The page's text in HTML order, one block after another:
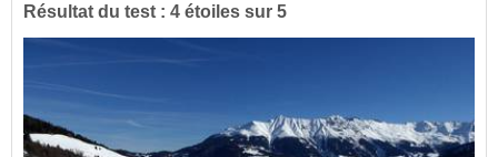
Résultat du test : 4 étoiles sur 5